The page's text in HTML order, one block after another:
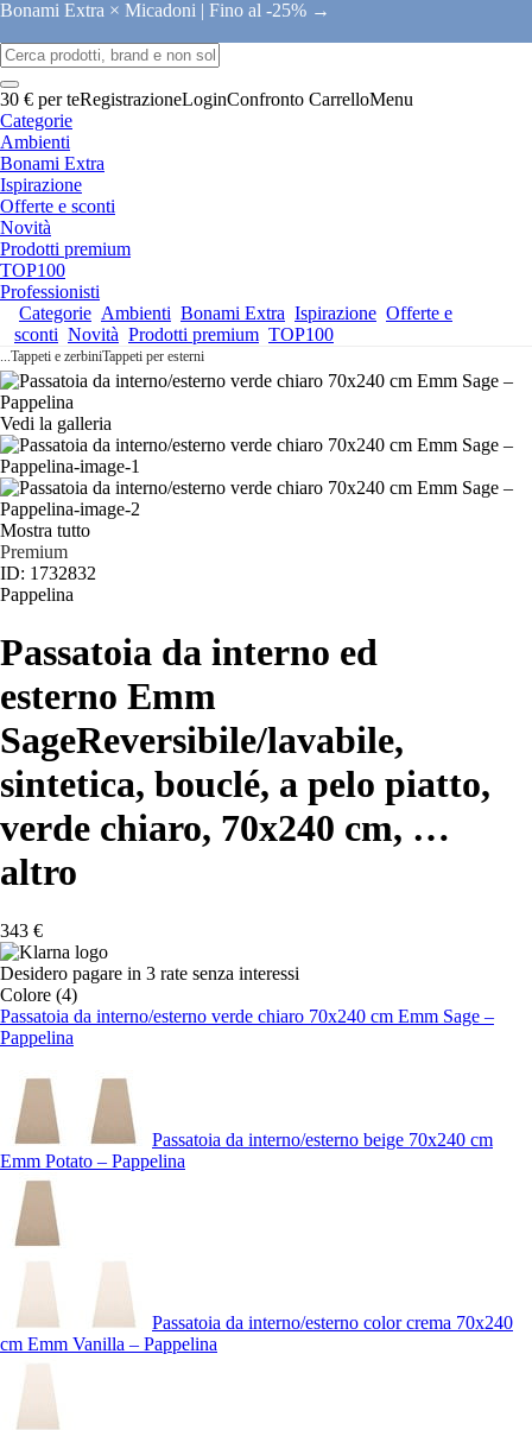
Bonami Extra × Micadoni | Fino al -25% →
30 € per teRegistrazioneLoginConfronto CarrelloMenu
Categorie
Ambienti
Bonami Extra
Ispirazione
Offerte e sconti
Novità
Prodotti premium
TOP100
Professionisti
Categorie Ambienti Bonami Extra Ispirazione Offerte e
sconti Novità Prodotti premium TOP100
...Tappeti e zerbiniTappeti per esterni
Vedi la galleria
Mostra tutto
Premium
ID: 1732832
Pappelina
Passatoia da interno ed
esterno Emm
SageReversibile/lavabile,
sintetica, bouclé, a pelo piatto,
verde chiaro, 70x240 cm, …
altro
343 €
Desidero pagare in 3 rate senza interessi
Colore (4)
Passatoia da interno/esterno verde chiaro 70x240 cm Emm Sage –
Pappelina
Passatoia da interno/esterno beige 70x240 cm
Emm Potato – Pappelina
Passatoia da interno/esterno color crema 70x240
cm Emm Vanilla – Pappelina